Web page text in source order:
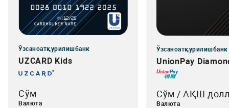
Ўзсаноатқурилишбанк
UZCARD Kids
Сўм
Валюта
Ўзсаноатқурилишбанк
UnionPay
Сўм / АҚШ
Валюта